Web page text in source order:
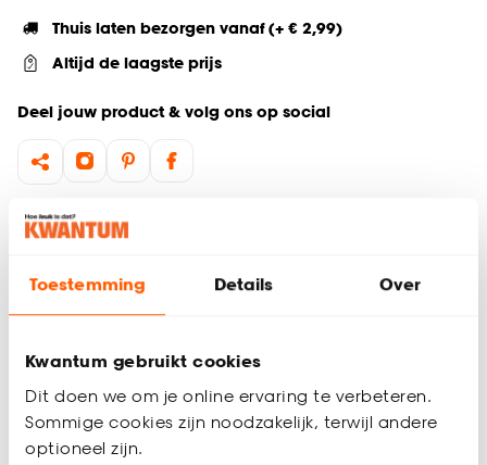
Toestemming Details Over
Kwantum gebruikt cookies
Dit doen we om je online ervaring te verbeteren.
Sommige cookies zijn noodzakelijk, terwijl andere
optioneel zijn.
Thuis laten bezorgen vanaf (+ € 2,99)
Altijd de laagste prijs
Deel jouw product & volg ons op social
Hulp nodig? Wij regelen het voor je!
Wil je zeker weten dat deze raamdecoratie bij de rest van
kleurstalen en bekijk of vergelijk eenvoudig welke
raamdecoratie jouw favoriet is. Zo ben je 100% zeker van de
juiste keuze. De kleurstalen worden binnen 2 à 3 werkdagen